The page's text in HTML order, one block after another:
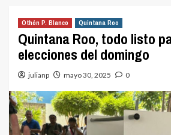
Othón P. Blanco Quintana Roo
Quintana Roo, todo listo
elecciones del domingo
julianp mayo 30, 2025 0